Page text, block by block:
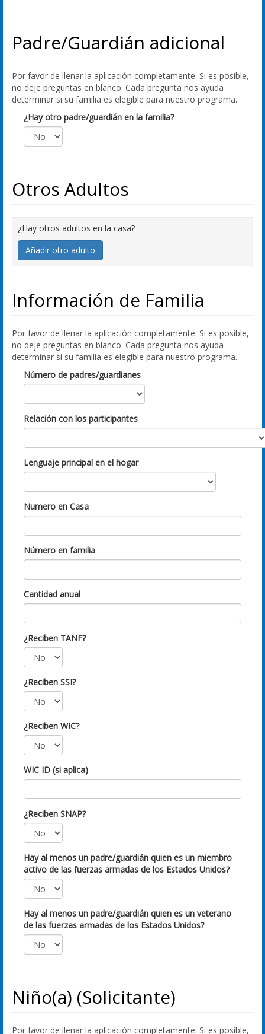
Padre/Guardián adicional
Por favor de llenar la aplicación completamente. Si es posible,
no deje preguntas en blanco. Cada pregunta nos ayuda
determinar si su familia es elegible para nuestro programa.
¿Hay otro padre/guardián en la familia?
Otros Adultos
¿Hay otros adultos en la casa?
Añadir otro adulto
Información de Familia
Por favor de llenar la aplicación completamente. Si es posible,
no deje preguntas en blanco. Cada pregunta nos ayuda
determinar si su familia es elegible para nuestro programa.
Número de padres/guardianes
Relación con los participantes
Lenguaje principal en el hogar
Numero en Casa
Número en familia
Cantidad anual
¿Reciben TANF?
¿Reciben SSI?
¿Reciben WIC?
WIC ID (si aplica)
¿Reciben SNAP?
Hay al menos un padre/guardián quien es un miembro
activo de las fuerzas armadas de los Estados Unidos?
Hay al menos un padre/guardián quien es un veterano
de las fuerzas armadas de los Estados Unidos?
Niño(a) (Solicitante)
Por favor de llenar la aplicación completamente. Si es posible,